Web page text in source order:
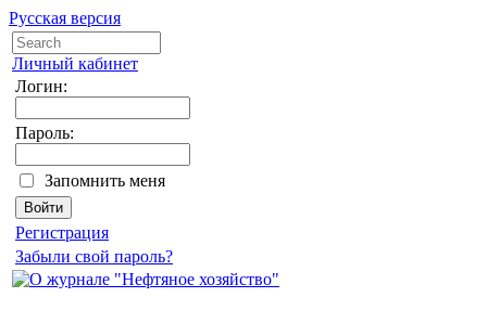
Русская версия
Личный кабинет
Логин:
Пароль:
Запомнить меня
Регистрация
Забыли свой пароль?